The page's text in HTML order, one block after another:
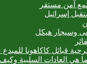
آمن مستقر
إسرائيل
وسيجار هيكل
قبائل كاكاهونا
هي العادات السلبية